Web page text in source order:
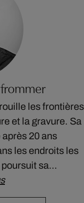
les frontières
et la gravure. Sa
20 ans
les endroits les
poursuit sa…